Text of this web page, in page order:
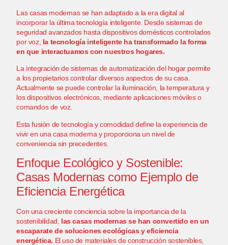
Las casas modernas se han adaptado a la era digital al
incorporar la última tecnología inteligente. Desde sistemas de
seguridad avanzados hasta dispositivos domésticos controlados
por voz, la tecnología inteligente ha transformado la forma
en que interactuamos con nuestros hogares.
La integración de sistemas de automatización del hogar permite
a los propietarios controlar diversos aspectos de su casa.
Actualmente se puede controlar la iluminación, la temperatura y
los dispositivos electrónicos, mediante aplicaciones móviles o
comandos de voz.
Esta fusión de tecnología y comodidad define la experiencia de
vivir en una casa moderna y proporciona un nivel de
conveniencia sin precedentes.
Enfoque Ecológico y Sostenible:
Casas Modernas como Ejemplo de
Eficiencia Energética
Con una creciente conciencia sobre la importancia de la
sostenibilidad, las casas modernas se han convertido en un
escaparate de soluciones ecológicas y eficiencia
energética. El uso de materiales de construcción sostenibles,